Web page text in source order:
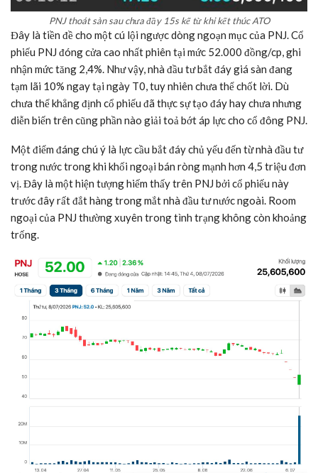
PNJ thoát sàn sau chưa đầy 15s kể từ khi kết thúc ATO
Đây là tiền đề cho một cú lội ngược dòng ngoạn mục của PNJ. Cổ
phiếu PNJ đóng cửa cao nhất phiên tại mức 52.000 đồng/cp, ghi
nhận mức tăng 2,4%. Như vậy, nhà đầu tư bắt đáy giá sàn đang
tạm lãi 10% ngay tại ngày T0, tuy nhiên chưa thể chốt lời. Dù
chưa thể khẳng định cổ phiếu đã thực sự tạo đáy hay chưa nhưng
diễn biến trên cũng phần nào giải toả bớt áp lực cho cổ đông PNJ.
Một điểm đáng chú ý là lực cầu bắt đáy chủ yếu đến từ nhà đầu tư
trong nước trong khi khối ngoại bán ròng mạnh hơn 4,5 triệu đơn
vị. Đây là một hiện tượng hiếm thấy trên PNJ bởi cổ phiếu này
trước đây rất đắt hàng trong mắt nhà đầu tư nước ngoài. Room
ngoại của PNJ thường xuyên trong tình trạng không còn khoảng
trống.